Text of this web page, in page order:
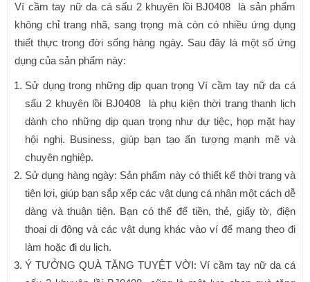
Ví cầm tay nữ da cá sấu 2 khuyên lồi BJ0408 là sản phẩm
không chỉ trang nhã, sang trọng mà còn có nhiều ứng dụng
thiết thực trong đời sống hàng ngày. Sau đây là một số ứng
dụng của sản phẩm này:
Sử dụng trong những dịp quan trọng Ví cầm tay nữ da cá
sấu 2 khuyên lồi BJ0408 là phụ kiện thời trang thanh lịch
dành cho những dịp quan trọng như dự tiệc, họp mặt hay
hội nghị. Business, giúp bạn tạo ấn tượng mạnh mẽ và
chuyên nghiệp.
Sử dụng hàng ngày: Sản phẩm này có thiết kế thời trang và
tiện lợi, giúp bạn sắp xếp các vật dụng cá nhân một cách dễ
dàng và thuận tiện. Bạn có thể để tiền, thẻ, giấy tờ, điện
thoại di động và các vật dụng khác vào ví để mang theo đi
làm hoặc đi du lịch.
Ý TƯỞNG QUÀ TẶNG TUYỆT VỜI: Ví cầm tay nữ da cá